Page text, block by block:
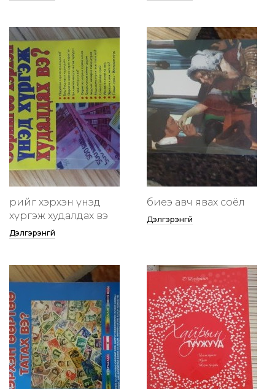
өөрийгөө хэрхэн үнэд
хүргэж худалдах вэ
Дэлгэрэнгүй
биеэ авч явах соёл
Дэлгэрэнгүй